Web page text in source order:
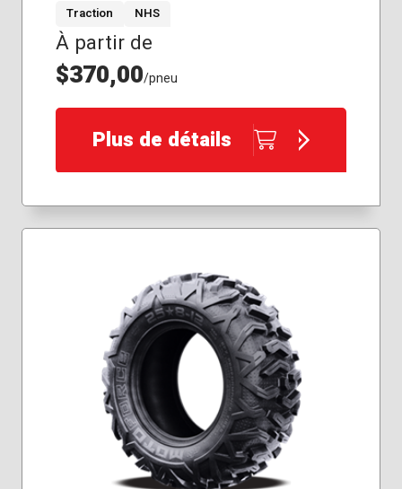
32x10.00R14
32x10.00R15
33x10.00R15
35x10.00R15
37x10.00R15
Traction NHS
À partir de
$370,00/pneu
Plus de détails